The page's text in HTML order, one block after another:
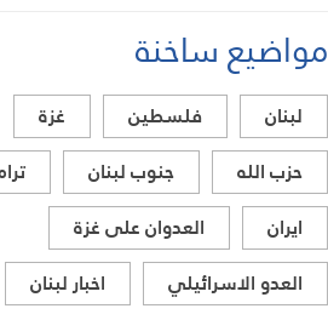
المستجدات على
السياسية والميدانية،
المواقف الرسمية وأبرز
ذات الصلة بالشأنين
والإقليمي
مواضيع ساخنة
لبنان فلسطين
غزة
حزب الله
جنوب لبنان
ايران
العدوان على غزة
العدو الاسرائيلي
اخبار لبنان